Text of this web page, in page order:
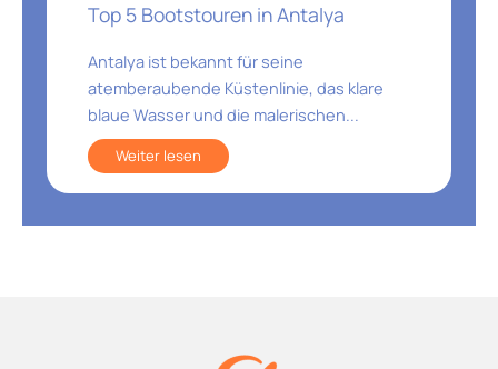
Top 5 Bootstouren in Antalya
Antalya ist bekannt für seine
atemberaubende Küstenlinie, das klare
blaue Wasser und die malerischen...
Weiter lesen